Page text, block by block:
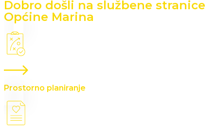
Dobro došli na službene stranice
Općine Marina
Prostorno planiranje